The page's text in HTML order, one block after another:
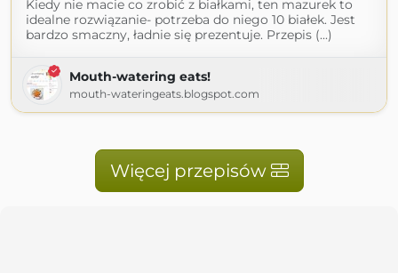
Kiedy nie macie co zrobić z białkami, ten mazurek to
idealne rozwiązanie- potrzeba do niego 10 białek. Jest
bardzo smaczny, ładnie się prezentuje. Przepis (...)
Mouth-watering eats!
mouth-wateringeats.blogspot.com
Więcej przepisów